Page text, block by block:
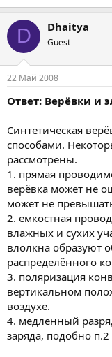
D Dhaitya
Guest
22 Май 2008
Ответ: Верёвки и
Синтетическая
способами.
рассмотрены.
1. прямая
верёвка может не
может не
2. емкостная
влажных и сухих
влолкна образуют
распределённого
3. поляризация
вертикальном
воздухе.
4. медленный
заряда, подобно п.2